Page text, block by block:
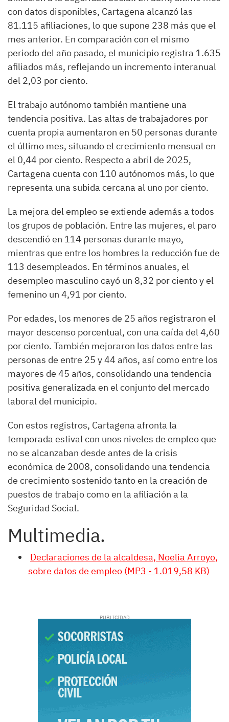
con datos disponibles, Cartagena alcanzó las
81.115 afiliaciones, lo que supone 238 más que el
mes anterior. En comparación con el mismo
periodo del año pasado, el municipio registra 1.635
afiliados más, reflejando un incremento interanual
del 2,03 por ciento.
El trabajo autónomo también mantiene una
tendencia positiva. Las altas de trabajadores por
cuenta propia aumentaron en 50 personas durante
el último mes, situando el crecimiento mensual en
el 0,44 por ciento. Respecto a abril de 2025,
Cartagena cuenta con 110 autónomos más, lo que
representa una subida cercana al uno por ciento.
La mejora del empleo se extiende además a todos
los grupos de población. Entre las mujeres, el paro
descendió en 114 personas durante mayo,
mientras que entre los hombres la reducción fue de
113 desempleados. En términos anuales, el
desempleo masculino cayó un 8,32 por ciento y el
femenino un 4,91 por ciento.
Por edades, los menores de 25 años registraron el
mayor descenso porcentual, con una caída del 4,60
por ciento. También mejoraron los datos entre las
personas de entre 25 y 44 años, así como entre los
mayores de 45 años, consolidando una tendencia
positiva generalizada en el conjunto del mercado
laboral del municipio.
Con estos registros, Cartagena afronta la
temporada estival con unos niveles de empleo que
no se alcanzaban desde antes de la crisis
económica de 2008, consolidando una tendencia
de crecimiento sostenido tanto en la creación de
puestos de trabajo como en la afiliación a la
Seguridad Social.
Multimedia.
Declaraciones de la alcaldesa, Noelia Arroyo,
sobre datos de empleo (MP3 - 1.019,58 KB)